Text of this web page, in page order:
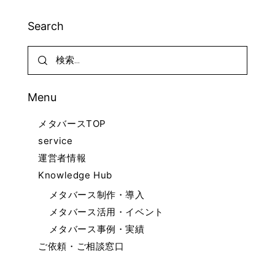
Search
Menu
メタバースTOP
service
運営者情報
Knowledge Hub
メタバース制作・導入
メタバース活用・イベント
メタバース事例・実績
ご依頼・ご相談窓口